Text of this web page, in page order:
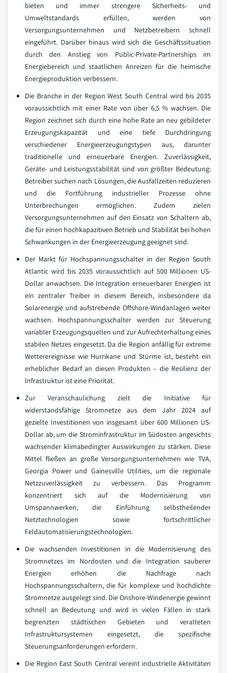
bieten und immer strengere Sicherheits- und
Umweltstandards erfüllen, werden von
Versorgungsunternehmen und Netzbetreibern schnell
eingeführt. Darüber hinaus wird sich die Geschäftssituation
durch den Anstieg von Public-Private-Partnerships im
Energiebereich und staatlichen Anreizen für die heimische
Energieproduktion verbessern.
Die Branche in der Region West South Central wird bis 2035
voraussichtlich mit einer Rate von über 6,5 % wachsen. Die
Region zeichnet sich durch eine hohe Rate an neu gebildeter
Erzeugungskapazität und eine tiefe Durchdringung
verschiedener Energieerzeugungstypen aus, darunter
traditionelle und erneuerbare Energien. Zuverlässigkeit,
Geräte- und Leistungsstabilität sind von größter Bedeutung:
Betreiber suchen nach Lösungen, die Ausfallzeiten reduzieren
und die Fortführung industrieller Prozesse ohne
Unterbrechungen ermöglichen. Zudem zielen
Versorgungsunternehmen auf den Einsatz von Schaltern ab,
die für einen hochkapazitiven Betrieb und Stabilität bei hohen
Schwankungen in der Energieerzeugung geeignet sind.
Der Markt für Hochspannungsschalter in der Region South
Atlantic wird bis 2035 voraussichtlich auf 500 Millionen US-
Dollar anwachsen. Die Integration erneuerbarer Energien ist
ein zentraler Treiber in diesem Bereich, insbesondere da
Solarenergie und aufstrebende Offshore-Windanlagen weiter
wachsen. Hochspannungsschalter werden zur Steuerung
variabler Erzeugungsquellen und zur Aufrechterhaltung eines
stabilen Netzes eingesetzt. Da die Region anfällig für extreme
Wetterereignisse wie Hurrikane und Stürme ist, besteht ein
erheblicher Bedarf an diesen Produkten – die Resilienz der
Infrastruktur ist eine Priorität.
Zur Veranschaulichung zielt die Initiative für
widerstandsfähige Stromnetze aus dem Jahr 2024 auf
gezielte Investitionen von insgesamt über 600 Millionen US-
Dollar ab, um die Strominfrastruktur im Südosten angesichts
wachsender klimabedingter Auswirkungen zu stärken. Diese
Mittel fließen an große Versorgungsunternehmen wie TVA,
Georgia Power und Gainesville Utilities, um die regionale
Netzzuverlässigkeit zu verbessern. Das Programm
konzentriert sich auf die Modernisierung von
Umspannwerken, die Einführung selbstheilender
Netztechnologien sowie fortschrittlicher
Feldautomatisierungstechnologien.
Die wachsenden Investitionen in die Modernisierung des
Stromnetzes im Nordosten und die Integration sauberer
Energien erhöhen die Nachfrage nach
Hochspannungsschaltern, die für komplexe und hochdichte
Stromnetze ausgelegt sind. Die Onshore-Windenergie gewinnt
schnell an Bedeutung und wird in vielen Fällen in stark
begrenzten städtischen Gebieten und veralteten
Infrastruktursystemen eingesetzt, die spezifische
Steuerungsanforderungen erfordern.
Die Region East South Central vereint industrielle Aktivitäten